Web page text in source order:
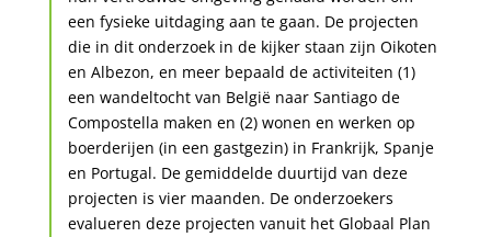
een fysieke uitdaging aan te gaan. De projecten
die in dit onderzoek in de kijker staan zijn Oikoten
en Albezon, en meer bepaald de activiteiten (1)
een wandeltocht van België naar Santiago de
Compostella maken en (2) wonen en werken op
boerderijen (in een gastgezin) in Frankrijk, Spanje
en Portugal. De gemiddelde duurtijd van deze
projecten is vier maanden. De onderzoekers
evalueren deze projecten vanuit het Globaal Plan